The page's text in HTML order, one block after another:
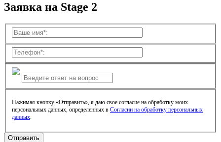
Заявка на Stage 2
Нажимая кнопку «Отправить», я даю свое согласие на обработку моих
персональных данных, определенных в Согласии на обработку персональных
данных